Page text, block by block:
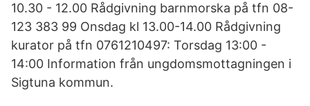
10.30 - 12.00 Rådgivning barnmorska på tfn 08-
123 383 99 Onsdag kl 13.00-14.00 Rådgivning
kurator på tfn 0761210497: Torsdag 13:00 -
14:00 Information från ungdomsmottagningen i
Sigtuna kommun.